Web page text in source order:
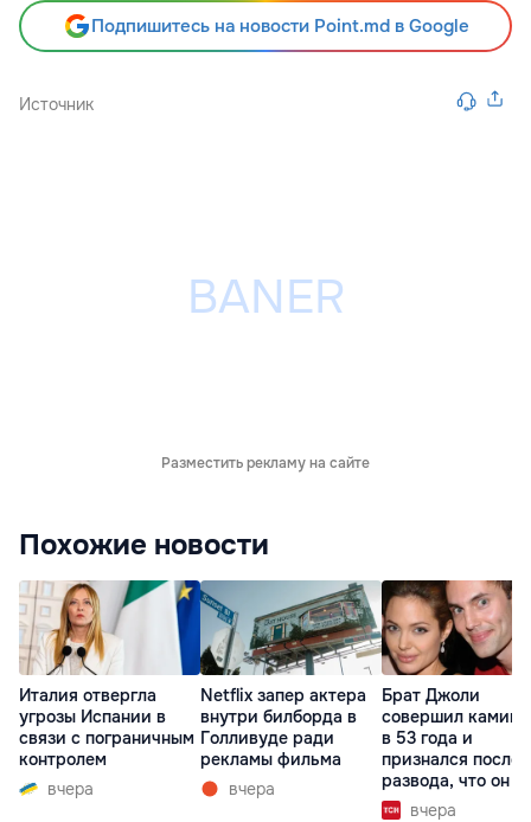
Подпишитесь на новости Point.md в Google
Источник
Разместить рекламу на сайте
Похожие новости
Италия отвергла
угрозы Испании в
связи с пограничным
контролем
вчера
Netflix запер актера
внутри билборда в
Голливуде ради
рекламы фильма
вчера
Брат Джоли
совершил
в 53 года и
признался после
развода, что он
вчера